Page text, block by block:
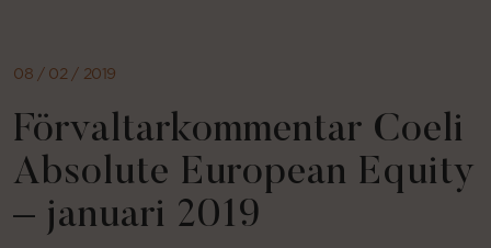
08 / 02 / 2019
Förvaltarkommentar Coeli
Absolute European Equity
– januari 2019